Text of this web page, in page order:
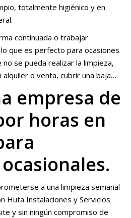
totalmente higiénico y en
continuada o trabajar
que es perfecto para ocasiones
se pueda realizar la limpieza,
alquiler o venta, cubrir una baja…
empresa de
horas en
a una limpieza semanal
Huta Instalaciones y Servicios
y sin ningún compromiso de